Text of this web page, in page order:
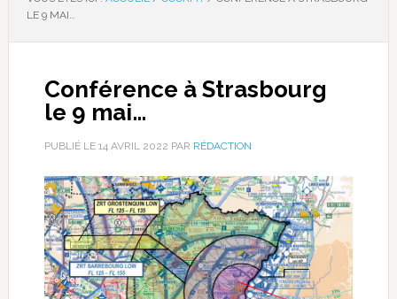
LE 9 MAI…
Conférence à Strasbourg
le 9 mai…
PUBLIÉ LE 14 AVRIL 2022 PAR RÉDACTION